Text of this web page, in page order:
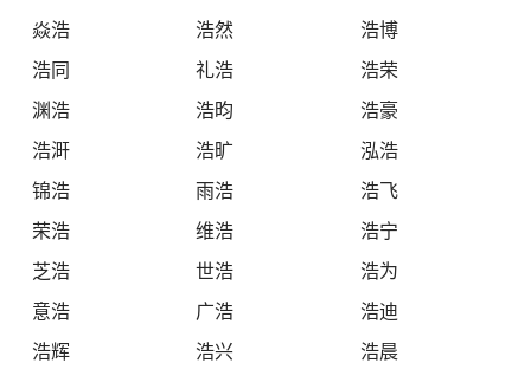
焱浩 浩然
浩博
浩同
礼浩
浩荣
渊浩
浩昀
浩豪
浩涆
浩旷
泓浩
锦浩
雨浩
浩飞
荣浩
维浩
浩宁
芝浩
世浩
浩为
意浩
广浩
浩迪
浩辉
浩兴
浩晨